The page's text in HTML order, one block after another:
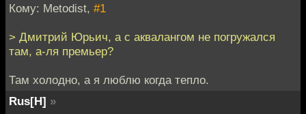
Кому: Metodist, #1
> Дмитрий Юрьич, а с аквалангом не погружался
там, а-ля премьер?
Там холодно, а я люблю когда тепло.
Rus[H] »